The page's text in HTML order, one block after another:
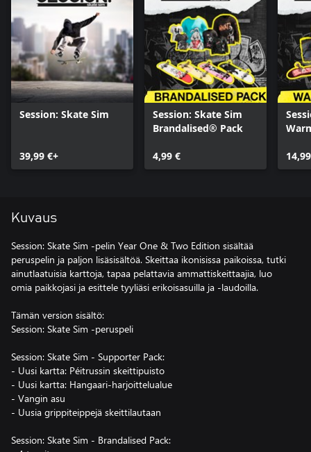
Session: Skate Sim
39,99 €+
Session: Skate Sim
Brandalised® Pack
4,99 €
Kuvaus
Session: Skate Sim -pelin Year One & Two Edition sisältää
peruspelin ja paljon lisäsisältöä. Skeittaa ikonisissa paikoissa, tutki
ainutlaatuisia karttoja, tapaa pelattavia ammattiskeittaajia, luo
omia paikkojasi ja esittele tyyliäsi erikoisasuilla ja -laudoilla.
Tämän version sisältö:
Session: Skate Sim -peruspeli
Session: Skate Sim - Supporter Pack:
- Uusi kartta: Péitrussin skeittipuisto
- Uusi kartta: Hangaari-harjoittelualue
- Vangin asu
- Uusia grippiteippejä skeittilautaan
Session: Skate Sim - Brandalised Pack: